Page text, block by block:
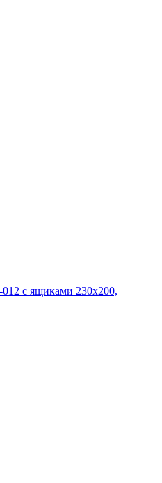
с ящиками 230x200,